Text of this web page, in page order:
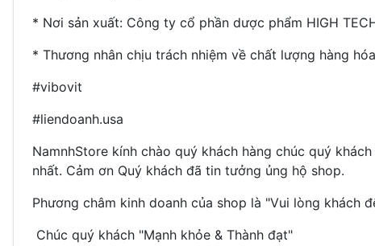
* Nơi sản xuất: Công ty cổ phần dược phẩm HIGH
* Thương nhân chịu trách nhiệm về chất lượng hàng
#vibovit
#liendoanh.usa
NamnhStore kính chào quý khách hàng chúc quý
nhất. Cảm ơn Quý khách đã tin tưởng ủng hộ shop.
Phương châm kinh doanh của shop là "Vui lòng khách
Chúc quý khách "Mạnh khỏe & Thành đạt"